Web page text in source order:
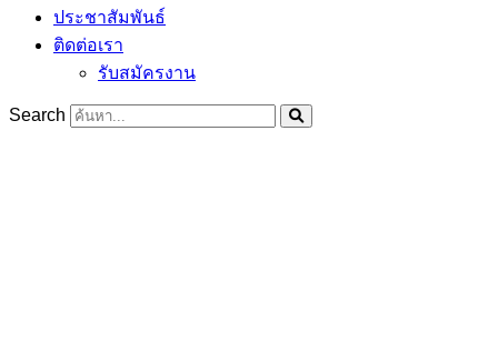
ประชาสัมพันธ์
ติดต่อเรา
รับสมัครงาน
Search